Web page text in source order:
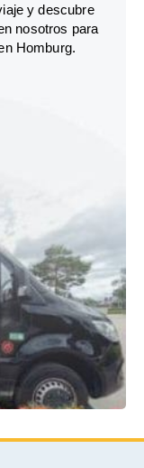
y descubre
nosotros para
Homburg.